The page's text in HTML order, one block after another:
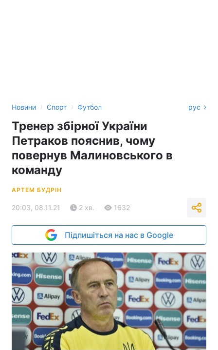
Новини › Спорт › Футбол рус
Тренер збірної України
Петраков пояснив, чому
повернув Малиновського в
команду
АРТЕМ БУДРІН
20:03, 08.11.21 2 хв. 1632
Підпишіться на нас в Google